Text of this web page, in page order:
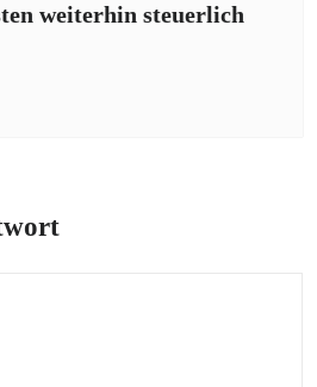
weiterhin steuerlich